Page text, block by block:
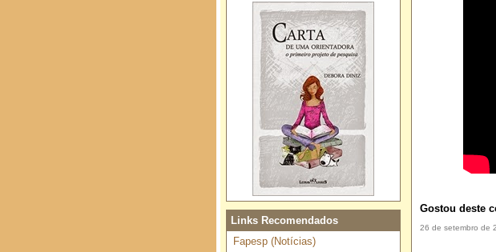
Gostou deste
26 de setembro de
Links Recomendados
Fapesp (Notícias)